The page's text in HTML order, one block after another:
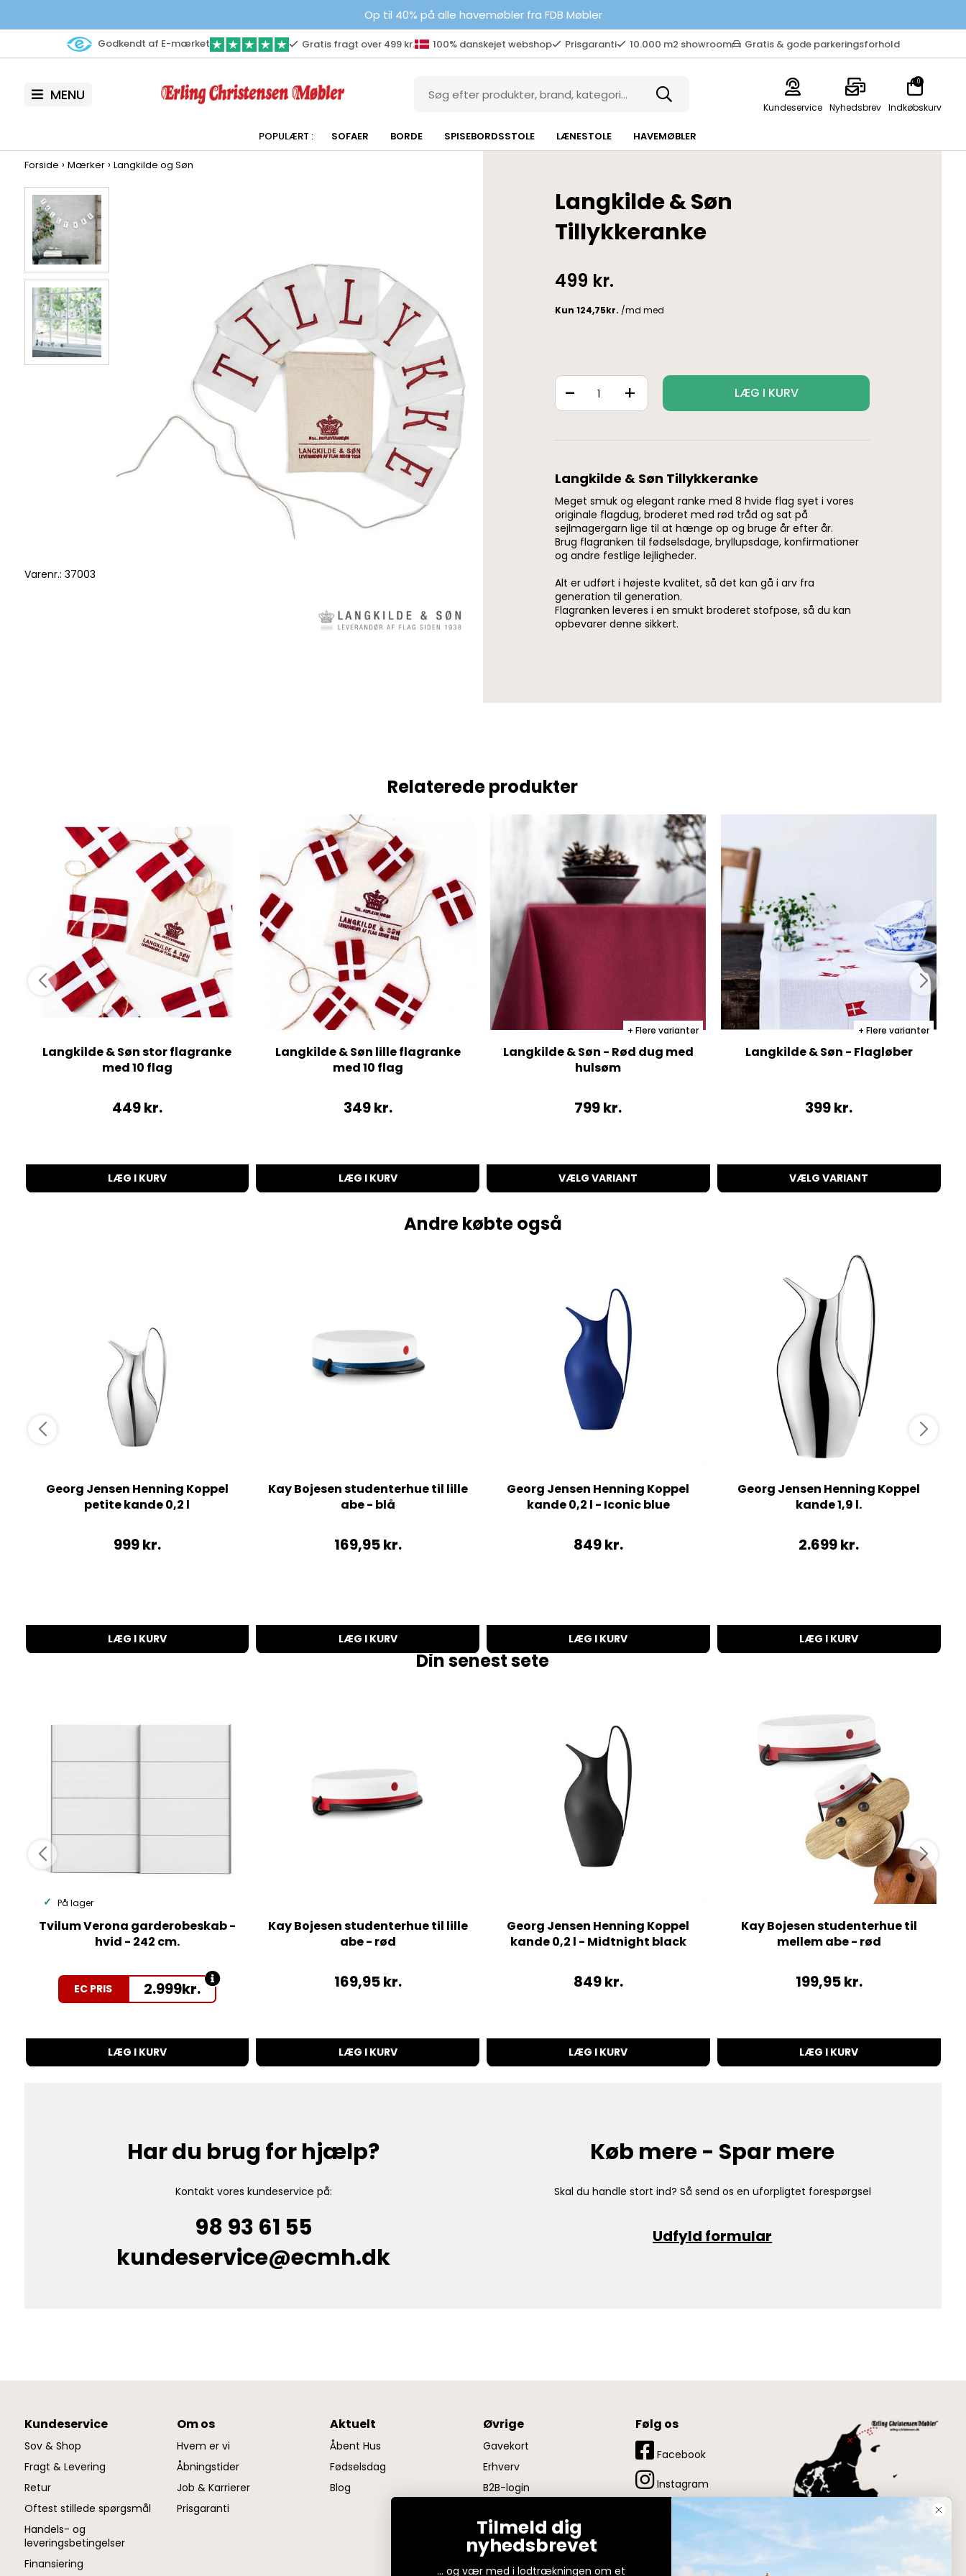
Op til 40% på alle havemøbler fra FDB Møbler
Godkendt af E-mærket Gratis fragt over 499 kr. 100% danskejet webshop Prisgaranti 10.000 m2 showroom Gratis & gode parkeringsforhold
MENU
Kundeservice Nyhedsbrev Indkøbskurv
0
SOFAER BORDE SPISEBORDSSTOLE LÆNESTOLE HAVEMØBLER
Forside › Mærker› Langkilde og Søn
Varenr.: 37003
Langkilde & Søn
Tillykkeranke
499 kr.
+
- LÆG I KURV
Langkilde & Søn Tillykkeranke
Meget smuk og elegant ranke med 8 hvide flag syet i vores
originale flagdug, broderet med rød tråd og sat på
sejlmagergarn lige til at hænge op og bruge år efter år.
Brug flagranken til fødselsdage, bryllupsdage, konfirmationer
og andre festlige lejligheder.
Alt er udført i højeste kvalitet, så det kan gå i arv fra
generation til generation.
Flagranken leveres i en smukt broderet stofpose, så du kan
opbevarer denne sikkert.
Relaterede produkter
Langkilde & Søn stor flagranke
med 10 flag
449kr.
LÆG I KURV
Langkilde & Søn lille flagranke
med 10 flag
349kr.
LÆG I KURV
Flere varianter
Langkilde & Søn - Rød dug med
hulsøm
799kr.
VÆLG VARIANT
Flere varianter
Langkilde & Søn - Flagløber
399kr.
VÆLG VARIANT
Andre købte også
Georg Jensen Henning Koppel
petite kande 0,2 l
999kr.
LÆG I KURV
Kay Bojesen studenterhue til lille
abe - blå
169,95kr.
LÆG I KURV
Georg Jensen Henning Koppel
kande 0,2 l - Iconic blue
849kr.
LÆG I KURV
Georg Jensen Henning Koppel
kande 1,9 l.
2.699kr.
LÆG I KURV
Din senest sete
På lager
Tvilum Verona garderobeskab -
hvid - 242 cm.
EC PRIS 2.999kr.
LÆG I KURV
Kay Bojesen studenterhue til lille
abe - rød
169,95kr.
LÆG I KURV
Georg Jensen Henning Koppel
kande 0,2 l - Midtnight black
849kr.
LÆG I KURV
Kay Bojesen studenterhue til
mellem abe - rød
199,95kr.
LÆG I KURV
Har du brug for hjælp?
Kontakt vores kundeservice på:
98 93 61 55
kundeservice@ecmh.dk
Køb mere - Spar mere
Skal du handle stort ind? Så send os en uforpligtet forespørgsel
Udfyld formular
Kundeservice
Sov & Shop
Fragt & Levering
Retur
Oftest stillede spørgsmål
Handels- og
leveringsbetingelser
Finansiering
Om os
Hvem er vi
Åbningstider
Job & Karrierer
Prisgaranti
Aktuelt
Åbent Hus
Fødselsdag
Blog
Øvrige
Gavekort
Erhverv
B2B-login
Følg os
Facebook
Instagram
LinkedIn
YouTube
Pinterest
Tilmeld dig
nyhedsbrevet
... og vær med i lodtrækningen om et